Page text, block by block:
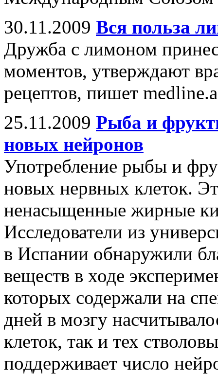
30.11.2009 Вся польза
Дружба с лимоном
моментов, утверждают
рецептов, пишет
25.11.2009 Рыба и
новых нейронов
Употребление рыбы и
новых нервных клеток.
ненасыщенные жирные
Исследователи из
в Испании обнаружили
веществ в ходе
которых содержали на
дней в мозгу
клеток, так и тех
поддерживает число